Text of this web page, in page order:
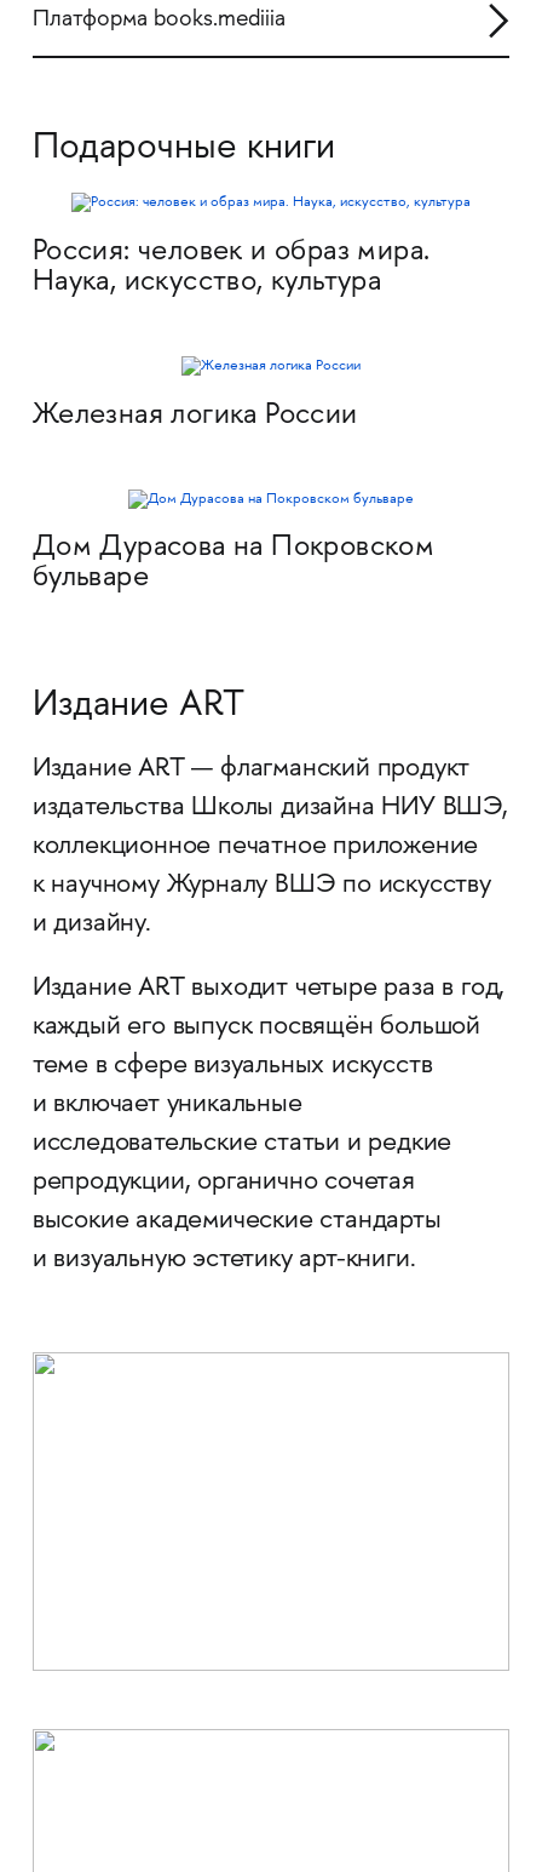
Платформа books.mediiia
Подарочные книги
Россия: человек и образ мира.
Наука, искусство, культура
Железная логика России
Дом Дурасова на Покровском
бульваре
Издание ART
Издание ART — флагманский продукт
издательства Школы дизайна НИУ ВШЭ,
коллекционное печатное приложение
к научному Журналу ВШЭ по искусству
и дизайну.
Издание ART выходит четыре раза в год,
каждый его выпуск посвящён большой
теме в сфере визуальных искусств
и включает уникальные
исследовательские статьи и редкие
репродукции, органично сочетая
высокие академические стандарты
и визуальную эстетику арт-книги.